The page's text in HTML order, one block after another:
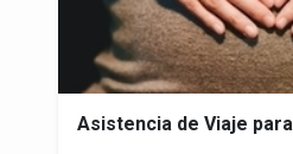
Asistencia de Viaje